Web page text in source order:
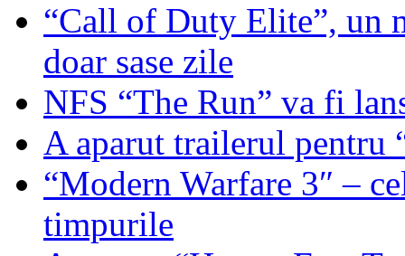
“Call of Duty Elite”,
doar sase zile
NFS “The Run” va fi
A aparut trailerul pentru
“Modern Warfare 3″ –
timpurile